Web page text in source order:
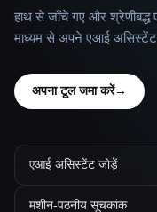
हाथ से जाँचे गए और
माध्यम से अपने एआई
अपना टूल जमा करें→
एआई असिस्टेंट जोड़ें
मशीन-पठनीय सूचकांक